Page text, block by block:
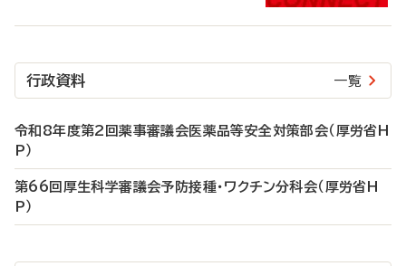
行政資料 一覧
令和8年度第2回薬事審議会医薬品等安全対策部会（厚労省H
P）
第66回厚生科学審議会予防接種・ワクチン分科会（厚労省H
P）